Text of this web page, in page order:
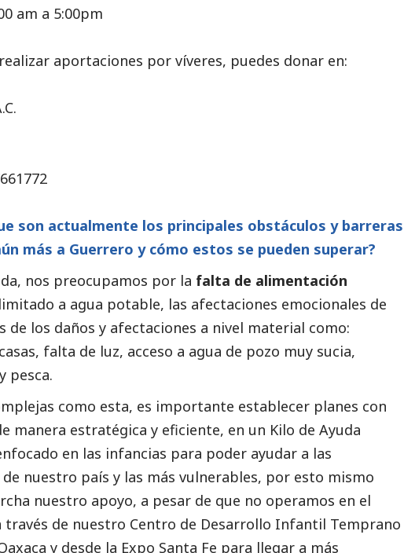
am a 5:00pm
aportaciones por víveres, puedes donar en:
son actualmente los principales obstáculos y barreras
más a Guerrero y cómo estos se pueden superar?
nos preocupamos por la falta de alimentación
a agua potable, las afectaciones emocionales de
de los daños y afectaciones a nivel material como:
falta de luz, acceso a agua de pozo muy sucia,
pesca.
como esta, es importante establecer planes con
manera estratégica y eficiente, en un Kilo de Ayuda
en las infancias para poder ayudar a las
nuestro país y las más vulnerables, por esto mismo
nuestro apoyo, a pesar de que no operamos en el
través de nuestro Centro de Desarrollo Infantil Temprano
y desde la Expo Santa Fe para llegar a más